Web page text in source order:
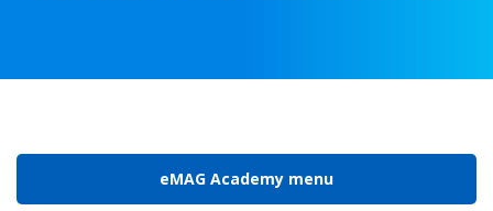
eMAG Academy menu